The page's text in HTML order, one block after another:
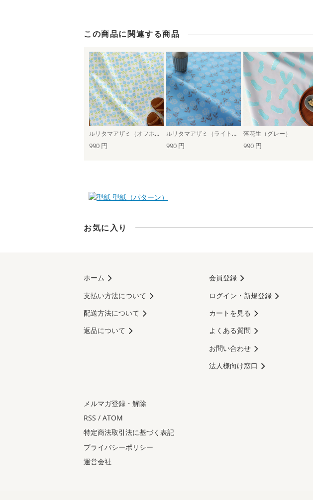
この商品に関連する商品
ルリタマアザミ（オフホワイト×ブルー） ルリタマアザミ（ライトブルー×ホワイト） 落花生（グレー）
990 円 990 円 990 円
型紙（パターン）
お気に入り
ホーム
支払い方法について
配送方法について
返品について
会員登録
ログイン・新規登録
カートを見る
よくある質問
お問い合わせ
法人様向け窓口
メルマガ登録・解除
RSS / ATOM
特定商法取引法に基づく表記
プライバシーポリシー
運営会社